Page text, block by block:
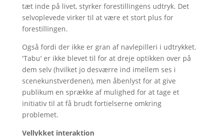
tæt inde på livet, styrker forestillingens udtryk. Det
selvoplevede virker til at være et stort plus for
forestillingen.
Også fordi der ikke er gran af navlepilleri i udtrykket.
'Tabu' er ikke blevet til for at dreje optikken over på
dem selv (hvilket jo desværre ind imellem ses i
scenekunstverdenen), men åbenlyst for at give
publikum en sprække af mulighed for at tage et
initiativ til at få brudt fortielserne omkring
problemet.
Vellykket interaktion